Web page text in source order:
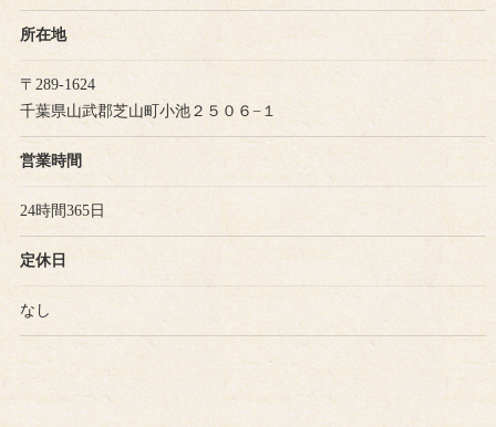
所在地
〒289-1624
千葉県山武郡芝山町小池２５０６−１
営業時間
24時間365日
定休日
なし